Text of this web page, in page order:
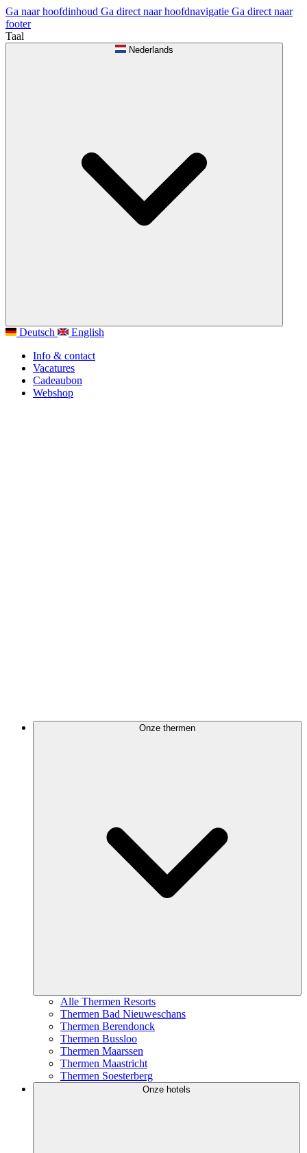
Ga naar hoofdinhoud Ga direct naar hoofdnavigatie Ga direct naar
footer
Taal
Nederlands
Deutsch
English
Info & contact
Vacatures
Cadeaubon
Webshop
Onze thermen
Alle Thermen Resorts
Thermen Bad Nieuweschans
Thermen Berendonck
Thermen Bussloo
Thermen Maarssen
Thermen Maastricht
Thermen Soesterberg
Onze hotels